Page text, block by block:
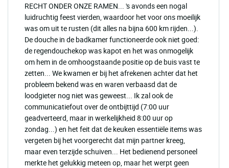
RECHT ONDER ONZE RAMEN... 's avonds een nogal
luidruchtig feest vierden, waardoor het voor ons moeilijk
was om uit te rusten (dit alles na bijna 600 km rijden...).
De douche in de badkamer functioneerde ook niet goed:
de regendouchekop was kapot en het was onmogelijk
om hem in de omhoogstaande positie op de buis vast te
zetten... We kwamen er bij het afrekenen achter dat het
probleem bekend was en waren verbaasd dat de
loodgieter nog niet was geweest... Ik zal ook de
communicatiefout over de ontbijttijd (7:00 uur
geadverteerd, maar in werkelijkheid 8:00 uur op
zondag...) en het feit dat de keuken essentiële items was
vergeten bij het voorgerecht dat mijn partner kreeg,
maar even terzijde schuiven... Het bedienend personeel
merkte het gelukkig meteen op, maar het werpt geen